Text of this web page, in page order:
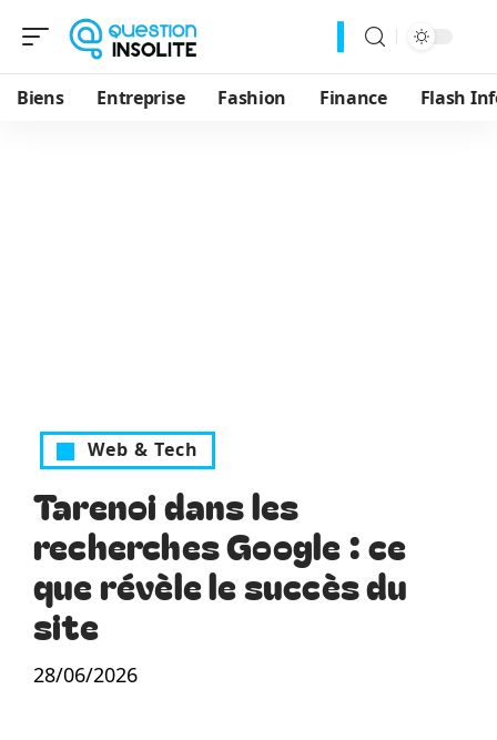
Biens Entreprise Fashion Finance Flash
Web & Tech
Tarenoi dans les
recherches Google : ce
que révèle le succès du
site
28/06/2026